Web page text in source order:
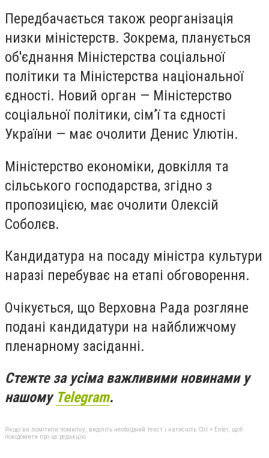
Передбачається також реорганізація
низки міністерств. Зокрема, планується
об'єднання Міністерства соціальної
політики та Міністерства національної
єдності. Новий орган — Міністерство
соціальної політики, сім’ї та єдності
України — має очолити Денис Улютін.
Міністерство економіки, довкілля та
сільського господарства, згідно з
пропозицією, має очолити Олексій
Соболєв.
Кандидатура на посаду міністра культури
наразі перебуває на етапі обговорення.
Очікується, що Верховна Рада розгляне
подані кандидатури на найближчому
пленарному засіданні.
Стежте за усіма важливими новинами у
нашому Telegram.
Якщо ви помітили помилку, виділіть необхідний текст і натисніть Ctrl + Enter, щоб
повідомити про це редакцію